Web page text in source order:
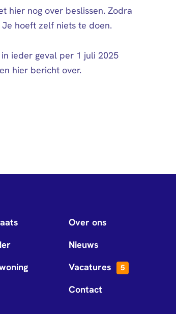
hier nog over beslissen. Zodra
hoeft zelf niets te doen.
ieder geval per 1 juli 2025
hier bericht over.
Over ons
Nieuws
Vacatures 5
Contact